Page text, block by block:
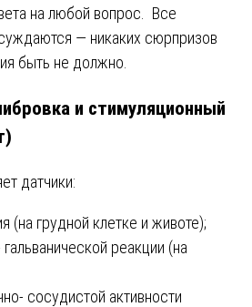
на любой вопрос. Все
— никаких сюрпризов
быть не должно.
и стимуляционный
датчики:
(на грудной клетке и животе);
реакции (на
сосудистой активности